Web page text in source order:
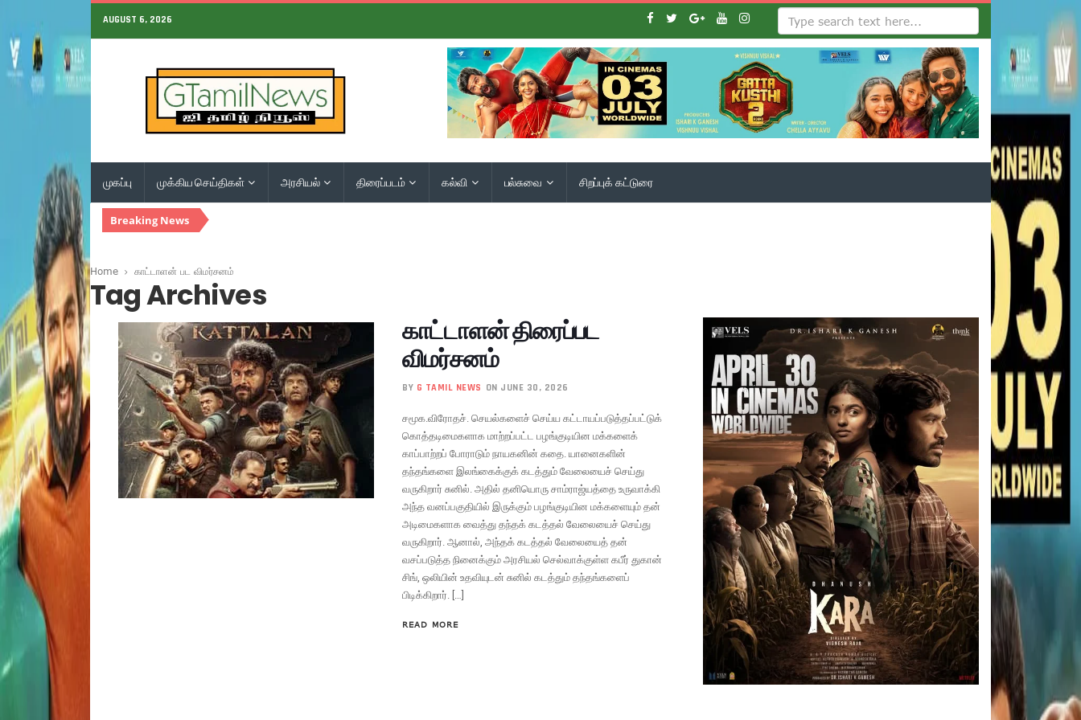
AUGUST 6, 2026
முகப்பு முக்கிய செய்திகள் அரசியல் திரைப்படம் கல்வி பல்சுவை சிறப்புக் கட்டுரை
Breaking News
Home காட்டாளன் பட விமர்சனம்
Tag Archives
காட்டாளன் திரைப்பட
விமர்சனம்
BY G TAMIL NEWS ON JUNE 30, 2026
சமூக.விரோதச். செயல்களைச் செய்ய கட்டாயப்படுத்தப்பட்டுக்
கொத்தடிமைகளாக மாற்றப்பட்ட பழங்குடியின மக்களைக்
காப்பாற்றப் போராடும் நாயகனின் கதை. யானைகளின்
தந்தங்களை இலங்கைக்குக் கடத்தும் வேலையைச் செய்து
வருகிறார் சுனில். அதில் தனியொரு சாம்ராஜ்யத்தை உருவாக்கி
அந்த வனப்பகுதியில் இருக்கும் பழங்குடியின மக்களையும் தன்
அடிமைகளாக வைத்து தந்தக் கடத்தல் வேலையைச் செய்து
வருகிறார். ஆனால், அந்தக் கடத்தல் வேலையைத் தன்
வசப்படுத்த நினைக்கும் அரசியல் செல்வாக்குள்ள கபீர் துகான்
சிங், ஒலியின் உதவியுடன் சுனில் கடத்தும் தந்தங்களைப்
பிடிக்கிறார். […]
READ MORE